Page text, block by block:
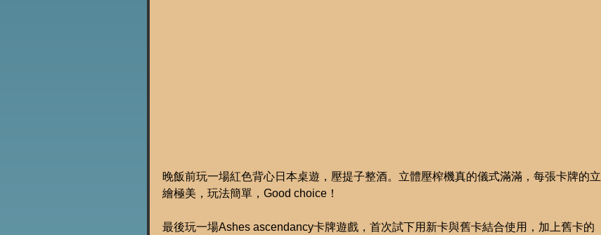
晚飯前玩一場紅色背心日本桌遊，壓提子整酒。立體壓榨機真的儀式滿滿，每張卡牌的立
繪極美，玩法簡單，Good choice！
最後玩一場Ashes ascendancy卡牌遊戲，首次試下用新卡與舊卡結合使用，加上舊卡的